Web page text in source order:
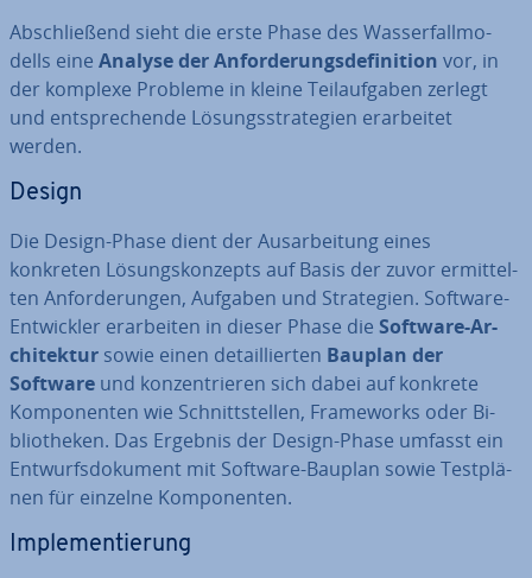
Ab­schlie­ßend sieht die erste Phase des Was­ser­fall­mo­
dells eine Analyse der An­for­de­rungs­de­fi­ni­ti­on vor, in
der komplexe Probleme in kleine Teil­auf­ga­ben zerlegt
und ent­spre­chen­de Lö­sungs­stra­te­gien er­ar­bei­tet
werden.
Design
Die Design-Phase dient der Aus­ar­bei­tung eines
konkreten Lö­sungs­kon­zepts auf Basis der zuvor er­mit­tel­
ten An­for­de­run­gen, Aufgaben und Stra­te­gien. Software-
Ent­wick­ler er­ar­bei­ten in dieser Phase die Software-Ar­
chi­tek­tur sowie einen de­tail­lier­ten Bauplan der
Software und kon­zen­trie­ren sich dabei auf konkrete
Kom­po­nen­ten wie Schnitt­stel­len, Frame­works oder Bi­
blio­the­ken. Das Ergebnis der Design-Phase umfasst ein
Ent­wurfs­do­ku­ment mit Software-Bauplan sowie Test­plä­
nen für einzelne Kom­po­nen­ten.
Im­ple­men­tie­rung